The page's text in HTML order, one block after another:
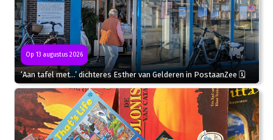
Op 13 augustus 2026
‘Aan tafel met…’ dichteres Esther van Gelderen in PostaanZee 🗓